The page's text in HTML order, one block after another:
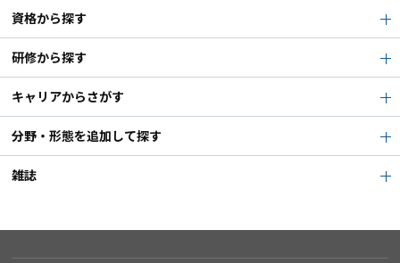
資格から探す
研修から探す
キャリアからさがす
分野・形態を追加して探す
雑誌